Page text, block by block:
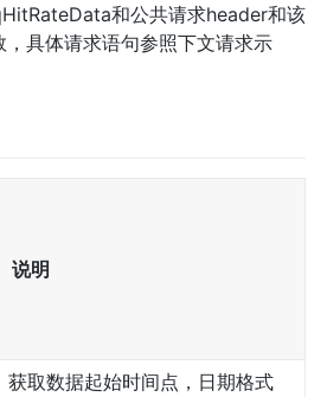
和公共请求header和该
具体请求语句参照下文请求示
说明
获取数据起始时间点，日期格式